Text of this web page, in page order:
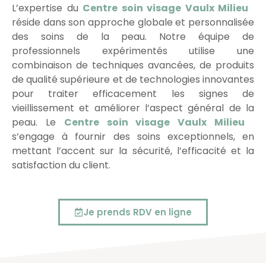
L’expertise du Centre soin visage Vaulx Milieu
réside dans son approche globale et personnalisée
des soins de la peau. Notre équipe de
professionnels expérimentés utilise une
combinaison de techniques avancées, de produits
de qualité supérieure et de technologies innovantes
pour traiter efficacement les signes de
vieillissement et améliorer l’aspect général de la
peau. Le Centre soin visage Vaulx Milieu
s’engage à fournir des soins exceptionnels, en
mettant l’accent sur la sécurité, l’efficacité et la
satisfaction du client.
Je prends RDV en ligne